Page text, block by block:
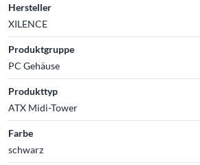
Hersteller
XILENCE
Produktgruppe
PC Gehäuse
Produkttyp
ATX Midi-Tower
Farbe
schwarz